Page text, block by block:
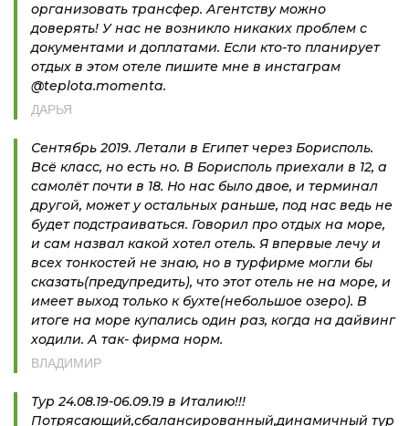
организовать трансфер. Агентству можно
доверять! У нас не возникло никаких проблем с
документами и доплатами. Если кто-то планирует
отдых в этом отеле пишите мне в инстаграм
@teplota.momenta.
ДАРЬЯ
Сентябрь 2019. Летали в Египет через Борисполь.
Всё класс, но есть но. В Борисполь приехали в 12, а
самолёт почти в 18. Но нас было двое, и терминал
другой, может у остальных раньше, под нас ведь не
будет подстраиваться. Говорил про отдых на море,
и сам назвал какой хотел отель. Я впервые лечу и
всех тонкостей не знаю, но в турфирме могли бы
сказать(предупредить), что этот отель не на море, и
имеет выход только к бухте(небольшое озеро). В
итоге на море купались один раз, когда на дайвинг
ходили. А так- фирма норм.
ВЛАДИМИР
Тур 24.08.19-06.09.19 в Италию!!!
Потрясающий,сбалансированный,динамичный тур